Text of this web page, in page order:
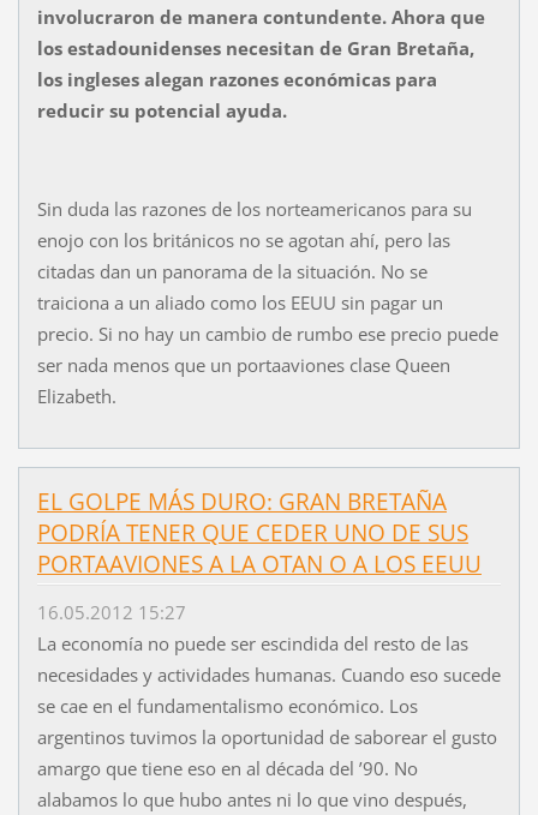
involucraron de manera contundente. Ahora que
los estadounidenses necesitan de Gran Bretaña,
los ingleses alegan razones económicas para
reducir su potencial ayuda.
Sin duda las razones de los norteamericanos para su
enojo con los británicos no se agotan ahí, pero las
citadas dan un panorama de la situación. No se
traiciona a un aliado como los EEUU sin pagar un
precio. Si no hay un cambio de rumbo ese precio puede
ser nada menos que un portaaviones clase Queen
Elizabeth.
EL GOLPE MÁS DURO: GRAN BRETAÑA
PODRÍA TENER QUE CEDER UNO DE SUS
PORTAAVIONES A LA OTAN O A LOS EEUU
16.05.2012 15:27
La economía no puede ser escindida del resto de las
necesidades y actividades humanas. Cuando eso sucede
se cae en el fundamentalismo económico. Los
argentinos tuvimos la oportunidad de saborear el gusto
amargo que tiene eso en al década del ’90. No
alabamos lo que hubo antes ni lo que vino después,